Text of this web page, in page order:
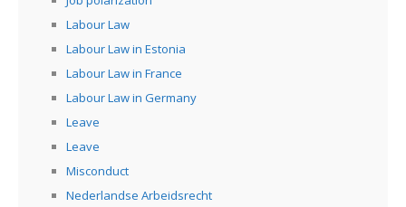
Labour Law
Labour Law in Estonia
Labour Law in France
Labour Law in Germany
Leave
Leave
Misconduct
Nederlandse Arbeidsrecht